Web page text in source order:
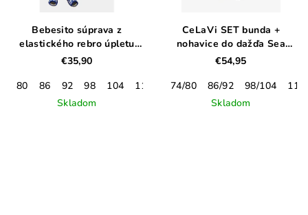
Bebesito súprava z
elastického rebro úpletu
modrá
€35,90
80
86 92 98 104 110
116
Skladom
CeLaVi SET bunda +
nohavice do dažďa Sea
Turtle
€54,95
74/80
86/92 98/104
110
Skladom